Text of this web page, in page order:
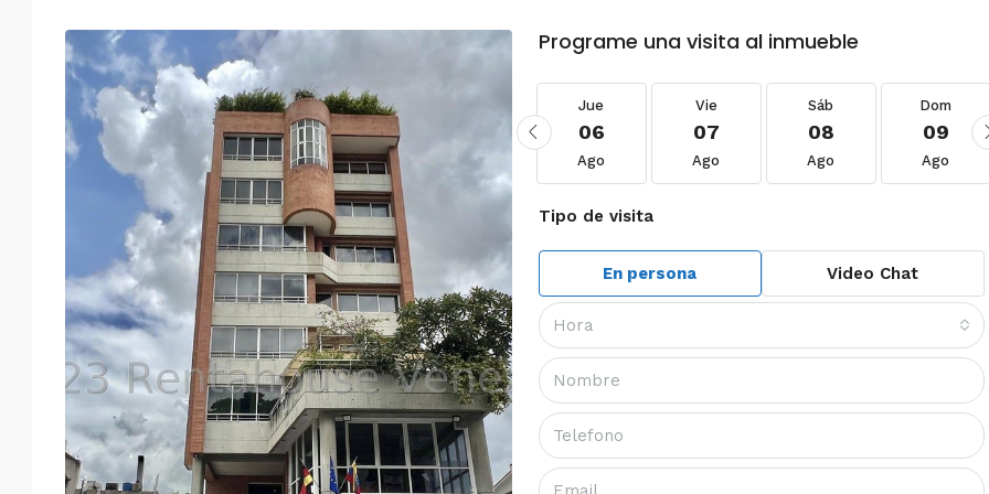
Programe una visita al inmueble
Lun
17
Mar
18
Ago
Mié
19
Ago Ago
Jue
06
Ago
Vie
07
Ago
Sáb
08
Ago
Dom
09
Ago
Tipo de visita
En persona Video Chat
Hora